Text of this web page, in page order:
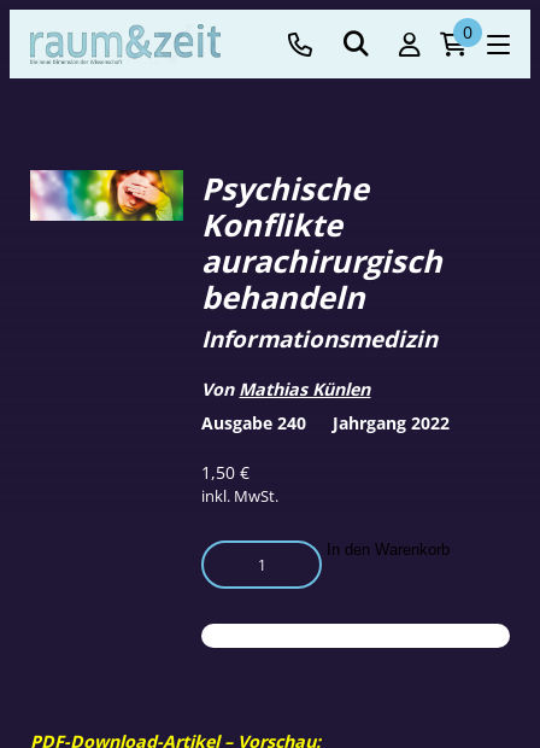
0
Psychische
Konflikte
aurachirurgisch
behandeln
1,50€
inkl. MwSt.
Informationsmedizin
Von Mathias Künlen
Psychische
Konflikte
behandeln
Menge
In den Warenkorb
Ausgabe 240 Jahrgang 2022
PDF-Download-Artikel – Vorschau: